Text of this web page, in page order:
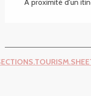
A proximité d'un